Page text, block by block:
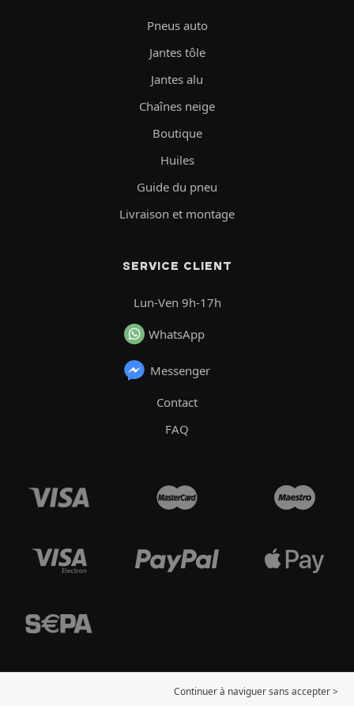
Pneus auto
Jantes tôle
Jantes alu
Chaînes neige
Boutique
Huiles
Guide du pneu
Livraison et montage
SERVICE CLIENT
Lun-Ven 9h-17h
WhatsApp
Messenger
Contact
FAQ
Continuer à naviguer sans accepter >